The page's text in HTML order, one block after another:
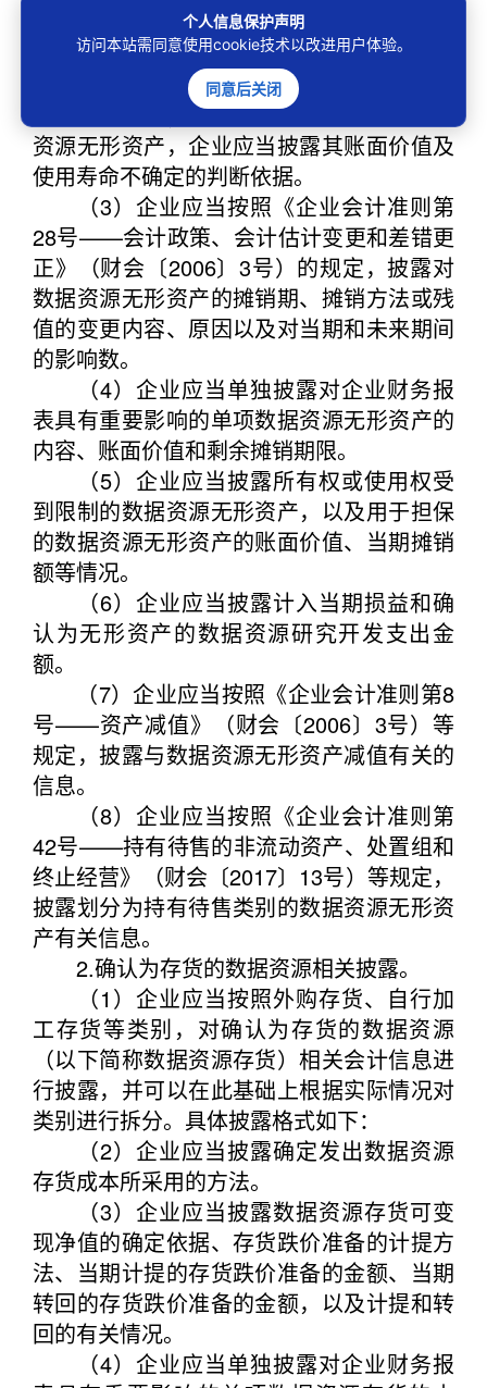
（2）对于使用寿命有限的数据资源无
形资产，企业应当披露其使用寿命的估计情
况及摊销方法；对于使用寿命不确定的数据
资源无形资产，企业应当披露其账面价值及
使用寿命不确定的判断依据。
（3）企业应当按照《企业会计准则第
28号——会计政策、会计估计变更和差错更
正》（财会〔2006〕3号）的规定，披露对
数据资源无形资产的摊销期、摊销方法或残
值的变更内容、原因以及对当期和未来期间
的影响数。
（4）企业应当单独披露对企业财务报
表具有重要影响的单项数据资源无形资产的
内容、账面价值和剩余摊销期限。
（5）企业应当披露所有权或使用权受
到限制的数据资源无形资产，以及用于担保
的数据资源无形资产的账面价值、当期摊销
额等情况。
（6）企业应当披露计入当期损益和确
认为无形资产的数据资源研究开发支出金
额。
（7）企业应当按照《企业会计准则第8
号——资产减值》（财会〔2006〕3号）等
规定，披露与数据资源无形资产减值有关的
信息。
（8）企业应当按照《企业会计准则第
42号——持有待售的非流动资产、处置组和
终止经营》（财会〔2017〕13号）等规定，
披露划分为持有待售类别的数据资源无形资
产有关信息。
2.确认为存货的数据资源相关披露。
（1）企业应当按照外购存货、自行加
工存货等类别，对确认为存货的数据资源
（以下简称数据资源存货）相关会计信息进
行披露，并可以在此基础上根据实际情况对
类别进行拆分。具体披露格式如下：
（2）企业应当披露确定发出数据资源
存货成本所采用的方法。
（3）企业应当披露数据资源存货可变
现净值的确定依据、存货跌价准备的计提方
法、当期计提的存货跌价准备的金额、当期
转回的存货跌价准备的金额，以及计提和转
回的有关情况。
（4）企业应当单独披露对企业财务报
个人信息保护声明
访问本站需同意使用cookie技术以改进用户体验。
同意后关闭